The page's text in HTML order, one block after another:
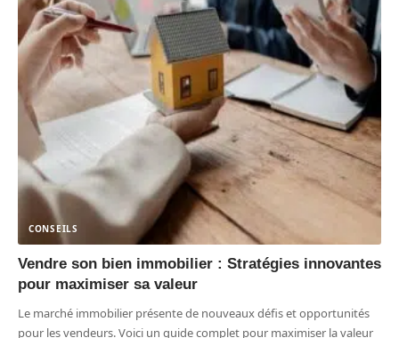
CONSEILS
Vendre son bien immobilier : Stratégies innovantes
pour maximiser sa valeur
Le marché immobilier présente de nouveaux défis et opportunités
pour les vendeurs. Voici un guide complet pour maximiser la valeur